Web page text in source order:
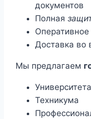
документов
Полная
Оперативное
Доставка во
Мы предлагаем
Университета
Техникума